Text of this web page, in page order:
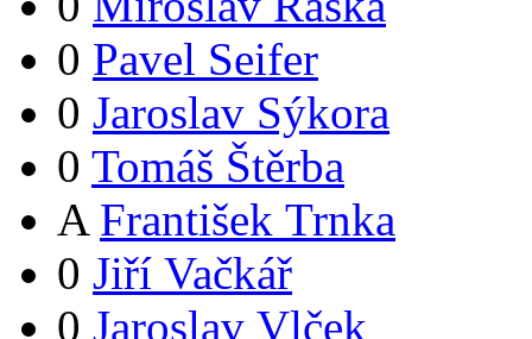
0 Pavel Seifer
0 Jaroslav Sýkora
0 Tomáš Štěrba
A František Trnka
0 Jiří Vačkář
0 Jaroslav Vlček